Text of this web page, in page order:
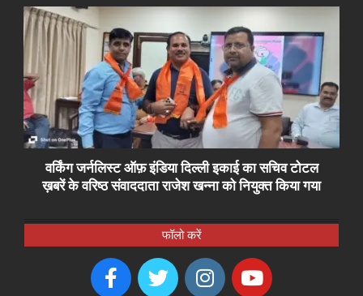
वर्किंग जर्नलिस्ट ऑफ़ इंडिया दिल्ली इकाई का सचिव टोटल
ख़बरें के वरिष्ठ संवाददाता राजेश खन्ना को नियुक्त किया गया
फॉलो करें